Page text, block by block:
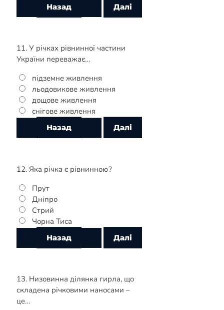
11. У річках рівнинної частини
України переважає…
підземне живлення
льодовикове живлення
дощове живлення
снігове живлення
12. Яка річка є рівнинною?
Прут
Дніпро
Стрий
Чорна Тиса
13. Низовинна ділянка гирла, що
складена річковими наносами –
це…